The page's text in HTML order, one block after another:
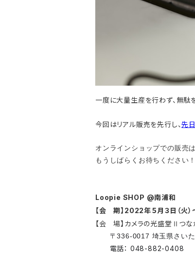
一度に大量生産を行わず、無駄
今回はリアル販売を先行し、先
オンラインショップでの販売
もうしばらくお待ちください！
Loopie SHOP @南浦和
【会 期】 2022年５月３日（火
【会 場】カメラの光盛堂Ⅱつ
〒336-0017 埼玉県さいた
電話： 048-882-0408